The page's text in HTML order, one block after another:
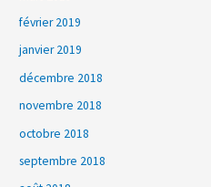
février 2019
janvier 2019
décembre 2018
novembre 2018
octobre 2018
septembre 2018